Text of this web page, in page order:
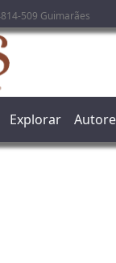
509 Guimarães
Explorar